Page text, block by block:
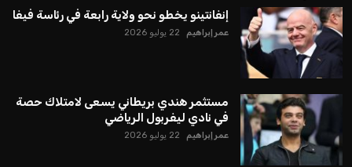
إنفانتينو يخطو نحو ولاية رابعة في رئاسة فيفا
عمر إبراهيم 22 يوليو 2026
مستثمر هندي بريطاني يسعى لامتلاك حصة
في نادي ليفربول الرياضي
عمر إبراهيم 22 يوليو 2026